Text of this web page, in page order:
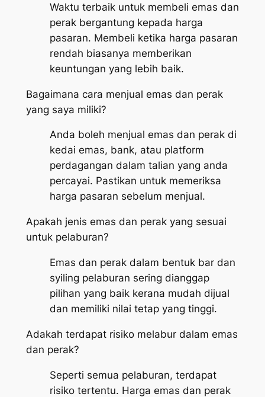
Waktu terbaik untuk membeli emas dan
perak bergantung kepada harga
pasaran. Membeli ketika harga pasaran
rendah biasanya memberikan
keuntungan yang lebih baik.
Bagaimana cara menjual emas dan perak
yang saya miliki?
Anda boleh menjual emas dan perak di
kedai emas, bank, atau platform
perdagangan dalam talian yang anda
percayai. Pastikan untuk memeriksa
harga pasaran sebelum menjual.
Apakah jenis emas dan perak yang sesuai
untuk pelaburan?
Emas dan perak dalam bentuk bar dan
syiling pelaburan sering dianggap
pilihan yang baik kerana mudah dijual
dan memiliki nilai tetap yang tinggi.
Adakah terdapat risiko melabur dalam emas
dan perak?
Seperti semua pelaburan, terdapat
risiko tertentu. Harga emas dan perak